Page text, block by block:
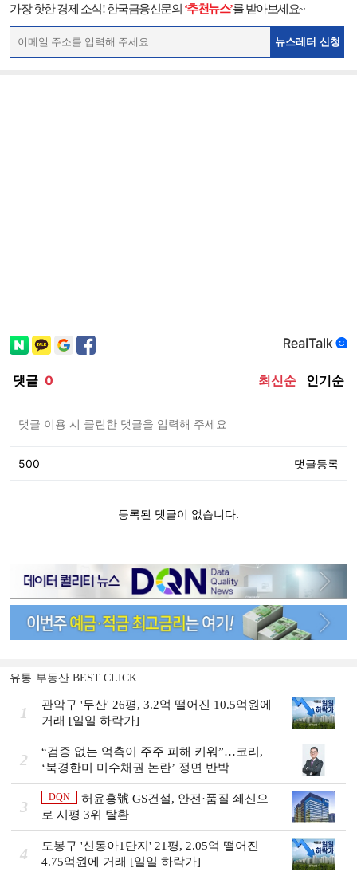
가장 핫한 경제 소식! 한국금융신문의 ‘추천뉴스’를 받아보세요~
뉴스레터 신청
유통·부동산 BEST CLICK
1
관악구 '두산' 26평, 3.2억 떨어진 10.5억원에
거래 [일일 하락가]
2
“검증 없는 억측이 주주 피해 키워”…코리,
‘북경한미 미수채권 논란’ 정면 반박
3
DQN
허윤홍號 GS건설, 안전·품질 쇄신으
로 시평 3위 탈환
4
도봉구 '신동아1단지' 21평, 2.05억 떨어진
4.75억원에 거래 [일일 하락가]